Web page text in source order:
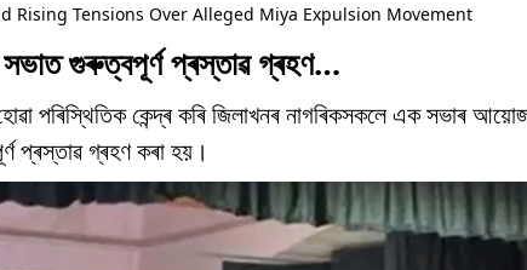
Rising Tensions Over Alleged Miya Expulsion Movement
গুৰুত্বপূৰ্ণ প্ৰস্তাৱ গ্ৰহণ…
হোৱা পৰিস্থিতিক কেন্দ্ৰ কৰি জিলাখনৰ নাগৰিকসকলে এক সভাৰ
প্ৰস্তাৱ গ্ৰহণ কৰা হয়।